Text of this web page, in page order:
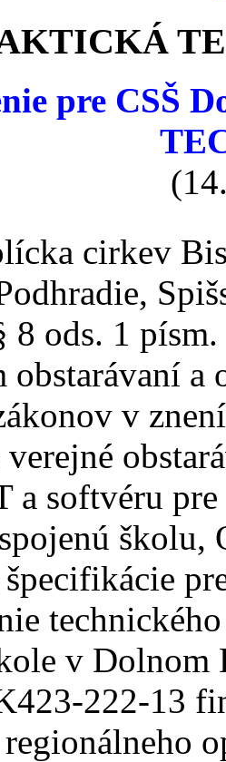
pre CSŠ
cirkev
8 ods. 1
obstarávaní a
v
a softvéru
školu,
v
222-13
regionálneho